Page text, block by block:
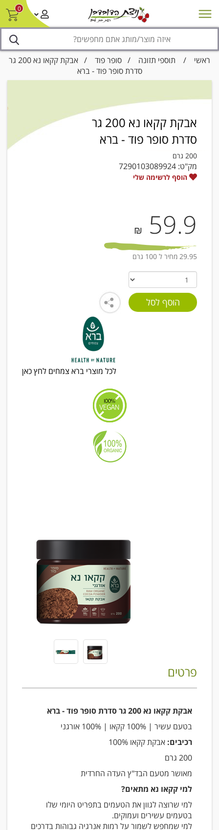
0
מבצעים סניפים צור קשר/ביטול הזמנה
ראשי / תוספי תזונה / סופר פוד
/ אבקת קקאו נא 200 גר
סדרת סופר פוד - ברא
אבקת קקאו נא 200 גר
סדרת סופר פוד - ברא
200 גרם
מק"ט: 7290103089924
הוסף לרשימה שלי
59.9
₪
29.95 מחיר ל 100 גרם
לכל מוצרי ברא צמחים לחץ כאן
פרטים
אבקת קקאו נא 200 גר סדרת סופר פוד - ברא
בטעם עשיר | 100% קקאו | 100% אורגני
רכיבים: אבקת קקאו 100%
200 גרם
מאושר מטעם הבד"ץ העדה החרדית
למי קקאו נא מתאים?
למי שרוצה לגוון את הטעמים בתפריט היומי שלו
בטעמים עשירים ועמוקים.
למי שמחפש לשמור על רמות אנרגיה גבוהות בדרכים